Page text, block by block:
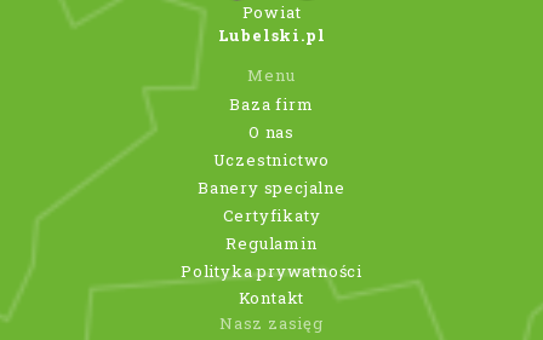
Powiat
Lubelski.pl
Menu
Baza firm
O nas
Uczestnictwo
Banery specjalne
Certyfikaty
Regulamin
Polityka prywatności
Kontakt
Nasz zasięg